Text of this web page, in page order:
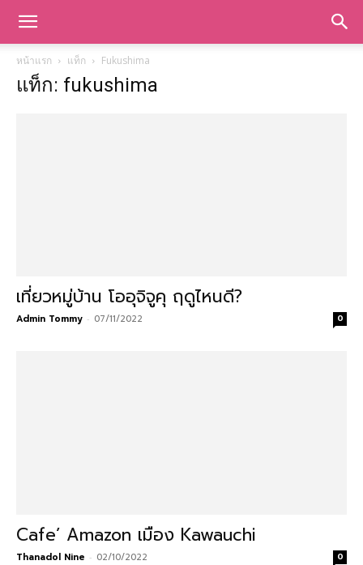
หน้าแรก แท็ก Fukushima
แท็ก: fukushima
เที่ยวหมู่บ้าน โออุจิจูคุ ฤดูไหนดี?
Admin Tommy - 07/11/2022 0
Cafe’ Amazon เมือง Kawauchi
Thanadol Nine - 02/10/2022 0